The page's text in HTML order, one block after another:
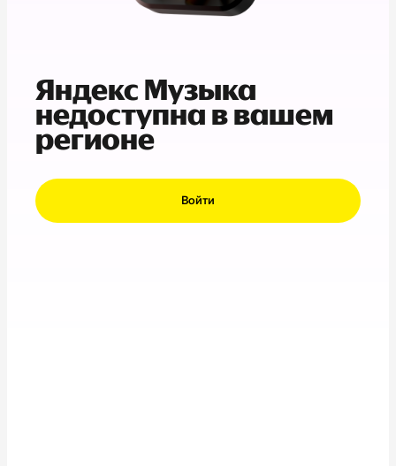
Яндекс Музыка
недоступна в вашем
регионе
Войти